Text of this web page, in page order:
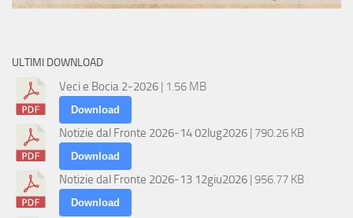
ULTIMI DOWNLOAD
Veci e Bocia 2-2026 | 1.56 MB
Download
Notizie dal Fronte 2026-14 02lug2026 | 790.26 KB
Download
Notizie dal Fronte 2026-13 12giu2026 | 956.77 KB
Download